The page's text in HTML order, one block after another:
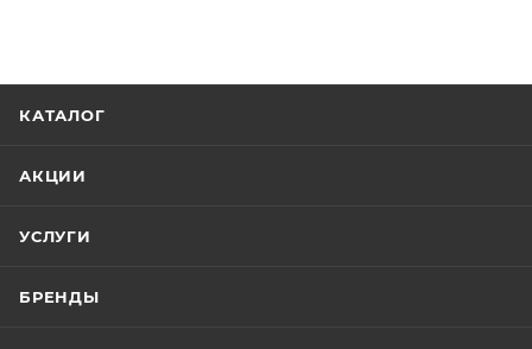
КАТАЛОГ
АКЦИИ
УСЛУГИ
БРЕНДЫ